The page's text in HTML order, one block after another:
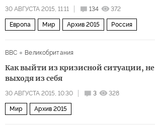
30 АВГУСТА 2015, 11:11 134 372
Европа Мир Архив 2015 Россия
BBC Великобритания
Как выйти из кризисной ситуации, не
выходя из себя
30 АВГУСТА 2015, 10:30 3 328
Мир Архив 2015